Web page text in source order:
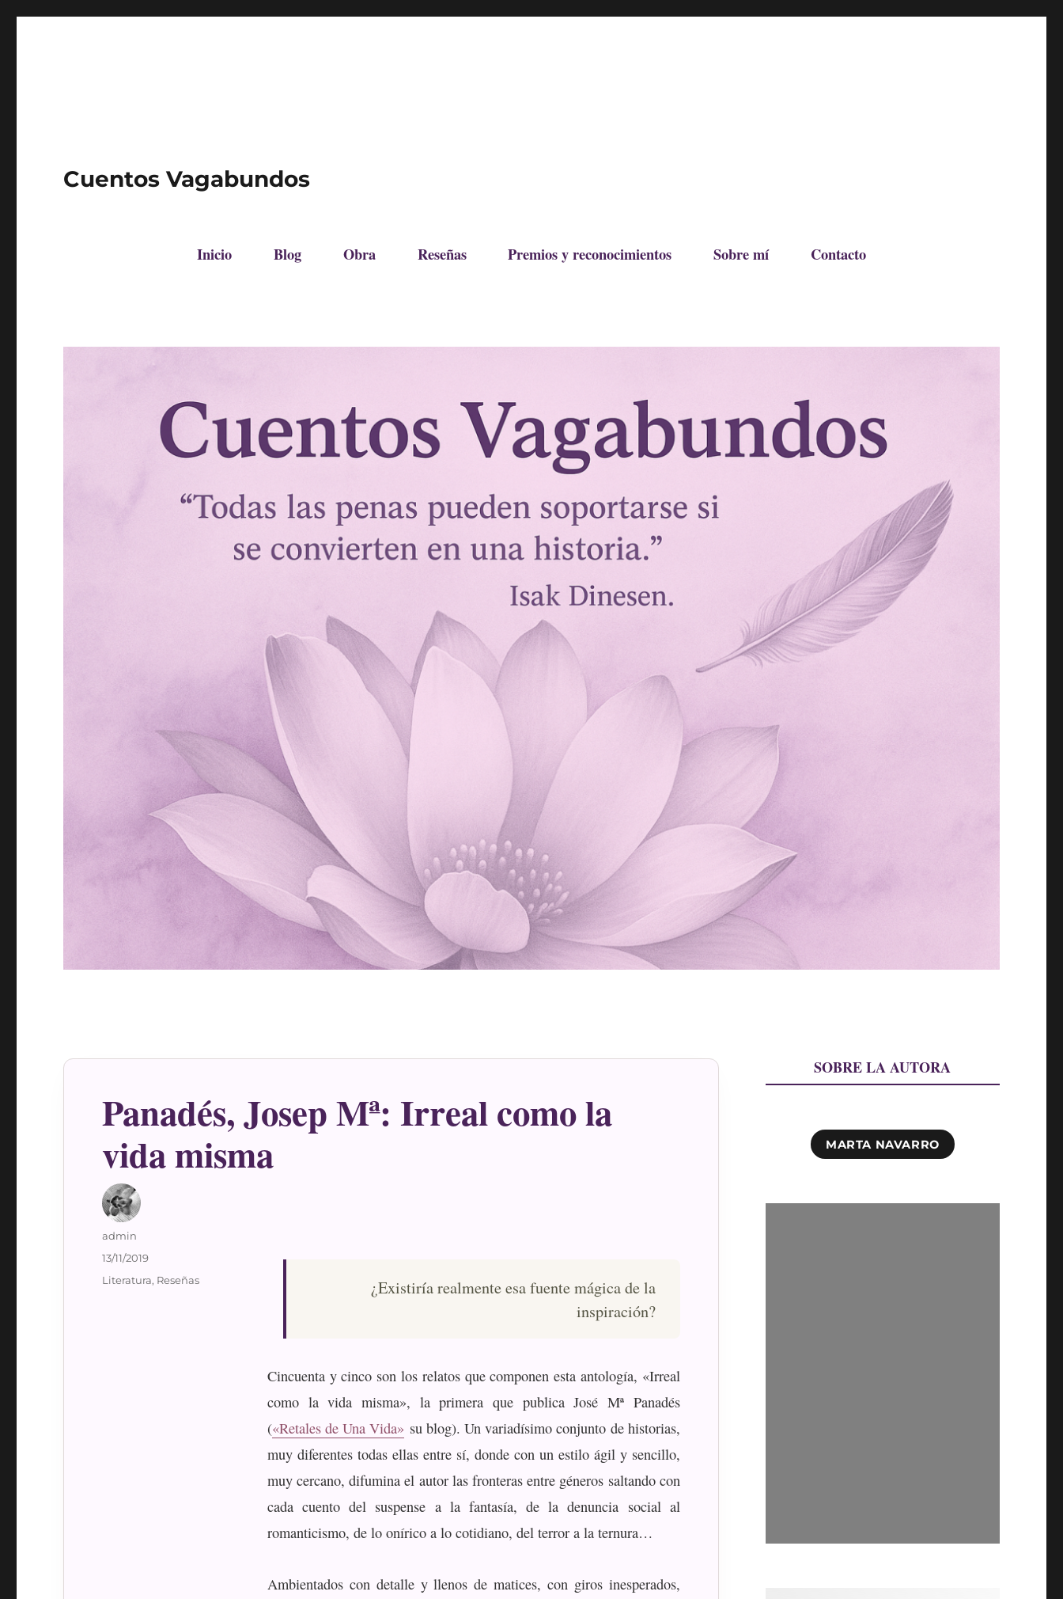
Cuentos Vagabundos
Inicio Blog Obra Reseñas Premios y reconocimientos Sobre mí Contacto
Panadés, Josep Mª: Irreal como la
vida misma
¿Existiría realmente esa fuente mágica de la
inspiración?
Cincuenta y cinco son los relatos que componen esta antología, «Irreal
como la vida misma», la primera que publica José Mª Panadés
(«Retales de Una Vida» su blog). Un variadísimo conjunto de historias,
muy diferentes todas ellas entre sí, donde con un estilo ágil y sencillo,
muy cercano, difumina el autor las fronteras entre géneros saltando con
cada cuento del suspense a la fantasía, de la denuncia social al
romanticismo, de lo onírico a lo cotidiano, del terror a la ternura…
Ambientados con detalle y llenos de matices, con giros inesperados,
Autor
admin
Publicado
el
13/11/2019
Categorías
Literatura, Reseñas
SOBRE LA AUTORA
MARTA NAVARRO